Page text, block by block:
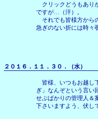
クリックどうもあり
ですが…（汗）。
それでも皆様方から
急ぎのない折には時々
２０１６．１１．３０．（
皆様、いつもお越し
ぎ」なんぞという言い
せぶばかりの管理人＆
下さいますよう、伏し